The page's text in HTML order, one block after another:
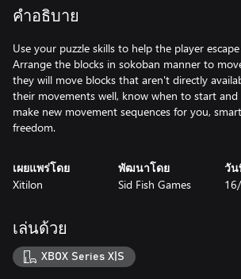
คำอธิบาย
Use your puzzle skills to help the player
Arrange the blocks in sokoban manner to
they will move blocks that aren't directly
their movements well, know when to start
make new movement sequences for you,
freedom.
เผยแพร่โดย
Xitilon
พัฒนาโดย
Sid Fish Games
วัน
เล่นด้วย
XBOX Series X|S